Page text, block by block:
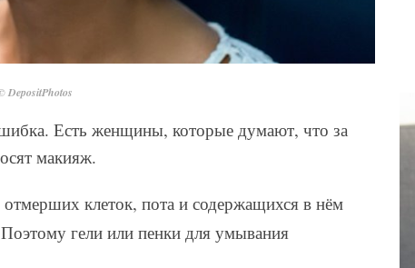
DepositPhotos
Есть женщины, которые думают, что за
макияж.
клеток, пота и содержащихся в нём
гели или пенки для умывания